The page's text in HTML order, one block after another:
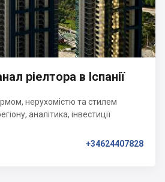
ріелтора в Іспанії
нерухомістю та стилем
аналітика, інвестиції
+34624407828